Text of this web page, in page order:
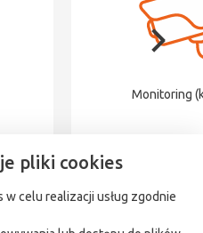
Monitoring
pliki cookies
celu realizacji usług zgodnie